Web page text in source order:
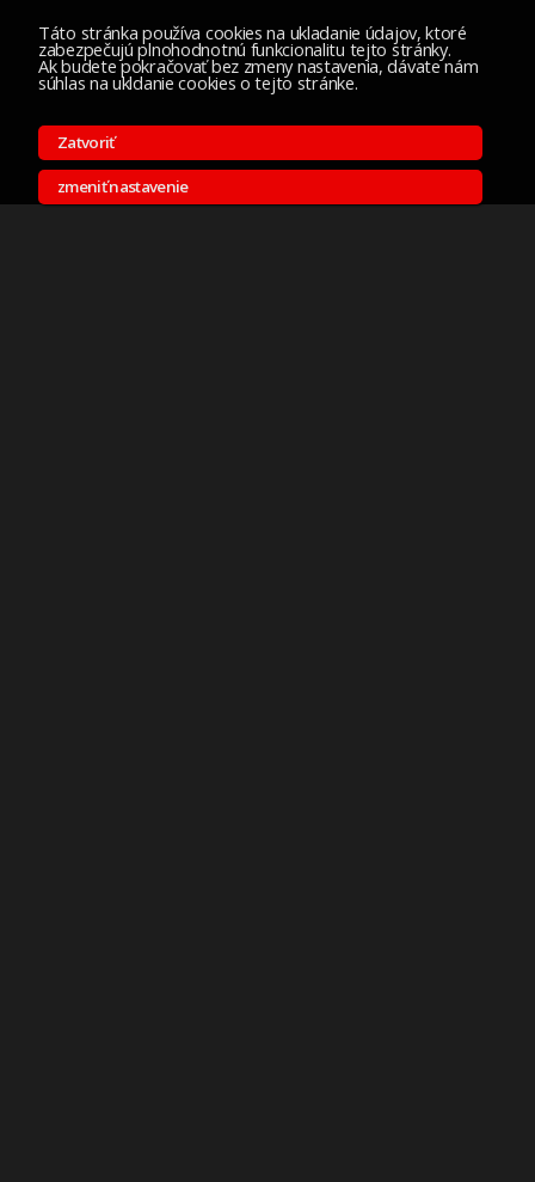
Táto stránka používa cookies na ukladanie údajov, ktoré
zabezpečujú plnohodnotnú funkcionalitu tejto stránky.
Ak budete pokračovať bez zmeny nastavenia, dávate nám
súhlas na ukldanie cookies o tejto stránke.
Zatvoriť
zmeniť nastavenie